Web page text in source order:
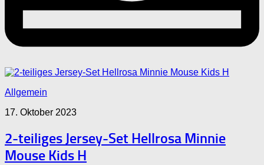
Allgemein
17. Oktober 2023
2-teiliges Jersey-Set Hellrosa Minnie
Mouse Kids H